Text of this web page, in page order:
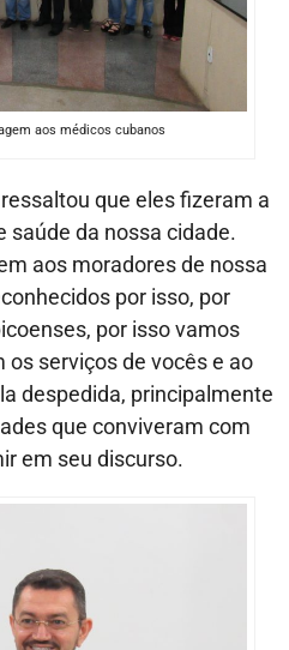
aos médicos cubanos
que eles fizeram a
saúde da nossa cidade.
aos moradores de nossa
por isso, por
por isso vamos
serviços de vocês e ao
despedida, principalmente
que conviveram com
em seu discurso.